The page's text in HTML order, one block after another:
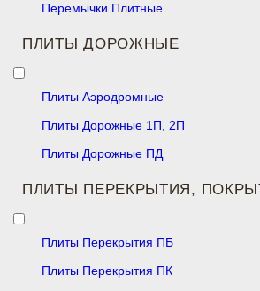
Перемычки Плитные
ПЛИТЫ ДОРОЖНЫЕ
Плиты Аэродромные
Плиты Дорожные 1П, 2П
Плиты Дорожные ПД
ПЛИТЫ ПЕРЕКРЫТИЯ,
Плиты Перекрытия ПБ
Плиты Перекрытия ПК